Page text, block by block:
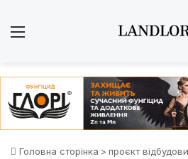
Головна сторінка > проєкт відбудови